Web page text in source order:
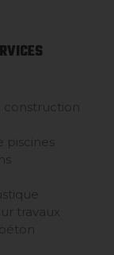
travaux